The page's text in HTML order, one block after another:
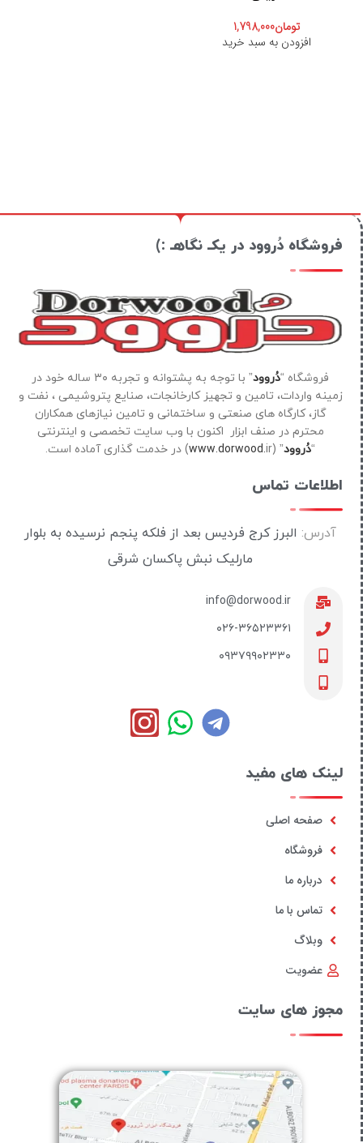
تومان1,798,000
افزودن به سبد خرید
فروشگاه دُروود در یکـ نگاهـ :)
فروشگاه “دُروود
” با توجه به پشتوانه و تجربه ۳۰ ساله خود در
زمینه واردات، تامین و تجهیز کارخانجات، صنایع پتروشیمی ، نفت و
گاز، کارگاه های صنعتی و ساختمانی و تامین نیازهای همکاران
محترم در صنف ابزار اکنون با وب سایت تخصصی و اینترنتی
“دُروود” (
www.dorwood.ir) در خدمت گذاری آماده است.
اطلاعات تماس
آدرس: البرز کرج فردیس بعد از فلکه پنجم نرسیده به بلوار
مارلیک نبش پاکسان شرقی
info@dorwood.ir
۰۲۶-۳۶۵۲۳۳۶۱
۰۹۳۷۹۹۰۲۳۳۰
لینک های مفید
صفحه اصلی
فروشگاه
درباره ما
تماس با ما
وبلاگ
عضویت
مجوز های سایت